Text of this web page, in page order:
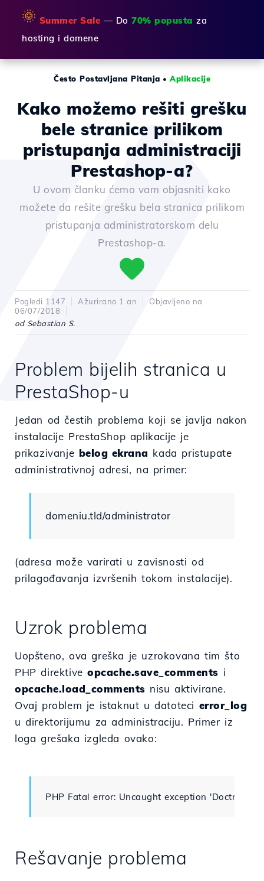
🌞 Summer Sale — Do 70% popusta za
hosting i domene
Često Postavljana Pitanja • Aplikacije
Kako možemo rešiti grešku
bele stranice prilikom
pristupanja administraciji
Prestashop-a?
U ovom članku ćemo vam objasniti kako
možete da rešite grešku bela stranica prilikom
pristupanja administratorskom delu
Prestashop-a.
Pogledi 1147 Ažurirano 1 an
Objavljeno na
06/07/2018
od Sebastian S.
Problem bijelih stranica u
PrestaShop-u
Jedan od čestih problema koji se javlja nakon
instalacije PrestaShop aplikacije je
prikazivanje belog ekrana kada pristupate
administrativnoj adresi, na primer:
domeniu.tld/administrator
(adresa može varirati u zavisnosti od
prilagođavanja izvršenih tokom instalacije).
Uzrok problema
Uopšteno, ova greška je uzrokovana tim što
PHP direktiveopcache.save_comments i
opcache.load_comments nisu aktivirane.
Ovaj problem je istaknut u datoteci error_log
u direktorijumu za administraciju. Primer iz
loga grešaka izgleda ovako:
PHP Fatal error: Uncaught exception
Rešavanje problema